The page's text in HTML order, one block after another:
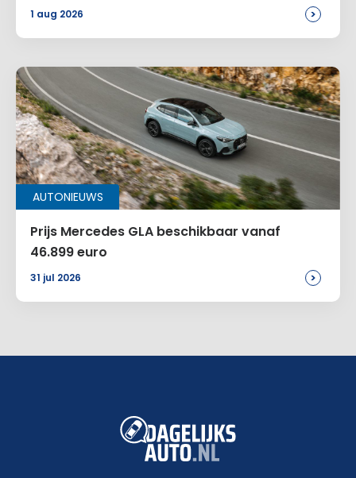
1 aug 2026 >
AUTONIEUWS
Prijs Mercedes GLA beschikbaar vanaf
46.899 euro
31 jul 2026 >